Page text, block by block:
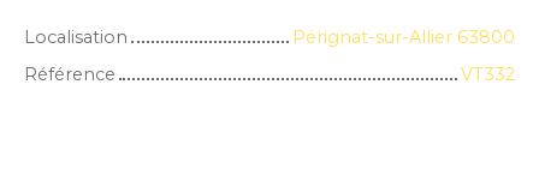
Localisation
Pérignat-sur-Allier 63800
Référence
VT332